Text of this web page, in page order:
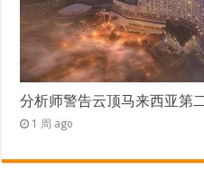
分析师警告云顶马来西亚第
1 周 ago